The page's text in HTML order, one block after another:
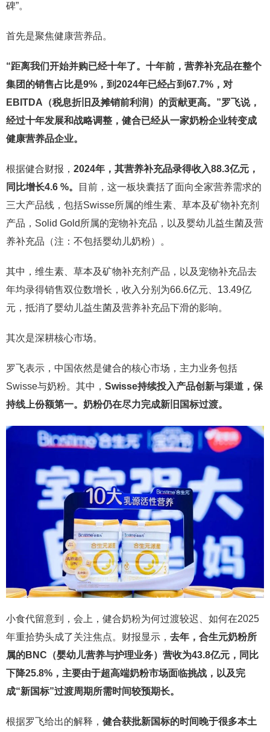
碑”。
首先是聚焦健康营养品。
“距离我们开始并购已经十年了。十年前，营养补充品在整个
集团的销售占比是9%，到2024年已经占到67.7%，对
EBITDA（税息折旧及摊销前利润）的贡献更高。”罗飞说，
经过十年发展和战略调整，健合已经从一家奶粉企业转变成
健康营养品企业。
根据健合财报， 2024年，其营养补充品录得收入88.3亿元，
同比增长4.6 %。
目前，这一板块囊括了面向全家营养需求的
三大产品线，包括Swisse所属的维生素、草本及矿物补充剂
产品，Solid Gold所属的宠物补充品，以及婴幼儿益生菌及营
养补充品（注：不包括婴幼儿奶粉）。
其中，维生素、草本及矿物补充剂产品，以及宠物补充品去
年均录得销售双位数增长，收入分别为66.6亿元、13.49亿
元，抵消了婴幼儿益生菌及营养补充品下滑的影响。
其次是深耕核心市场。
罗飞表示，中国依然是健合的核心市场，主力业务包括
Swisse与奶粉。其中， Swisse持续投入产品创新与渠道，保
持线上份额第一。奶粉仍在尽力完成新旧国标过渡。
小食代留意到，会上，健合奶粉为何过渡较迟、如何在2025
年重拾势头成了关注焦点。财报显示， 去年，合生元奶粉所
属的BNC（婴幼儿营养与护理业务）营收为43.8亿元，同比
下降25.8%，主要由于超高端奶粉市场面临挑战，以及完
成“新国标”过渡周期所需时间较预期长。
根据罗飞给出的解释， 健合获批新国标的时间晚于很多本土